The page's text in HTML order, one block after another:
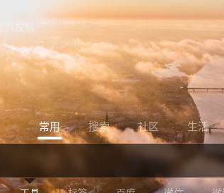
工具投稿
常用 搜索 社区 生活